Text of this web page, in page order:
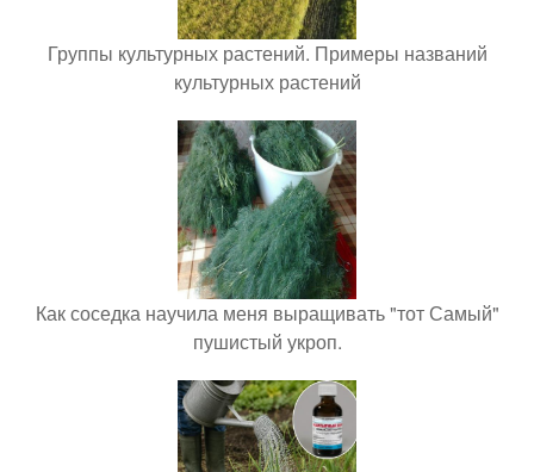
Группы культурных растений. Примеры названий
культурных растений
Как соседка научила меня выращивать "тот Самый"
пушистый укроп.